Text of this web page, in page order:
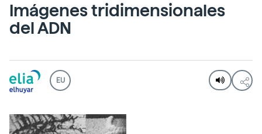
Imágenes tridimensionales
del ADN
EU